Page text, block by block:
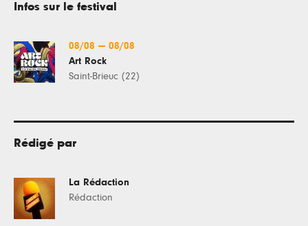
Infos sur le festival
08/08 — 08/08
Art Rock
Saint-Brieuc (22)
Rédigé par
La Rédaction
Rédaction